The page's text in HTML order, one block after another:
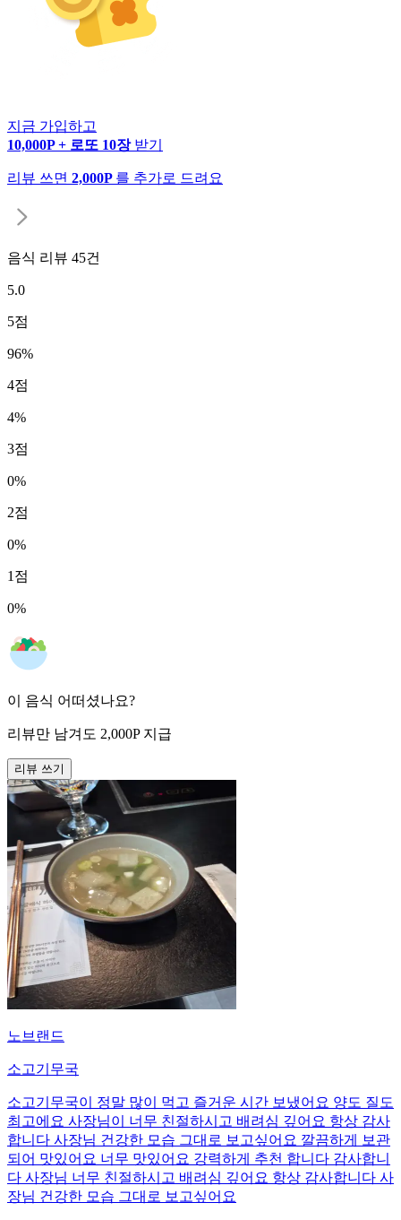
지금 가입하고
10,000P + 로또 10장 받기
리뷰 쓰면 2,000P 를 추가로 드려요
음식 리뷰 45건
5.0
5점
96%
4점
4%
3점
0%
2점
0%
1 점
0%
이 음식 어떠셨나요?
리뷰만 남겨도 2,000P 지급
리뷰 쓰기
노브랜드
소고기무국
소고기무국이 정말 많이 먹고 즐거운 시간 보냈어요 양도 질도
최고에요 사장님이 너무 친절하시고 배려심 깊어요 항상 감사
합니다 사장님 건강한 모습 그대로 보고싶어요 깔끔하게 보관
되어 맛있어요 너무 맛있어요 강력하게 추천 합니다 감사합니
다 사장님 너무 친절하시고 배려심 깊어요 항상 감사합니다 사
장님 건강한 모습 그대로 보고싶어요